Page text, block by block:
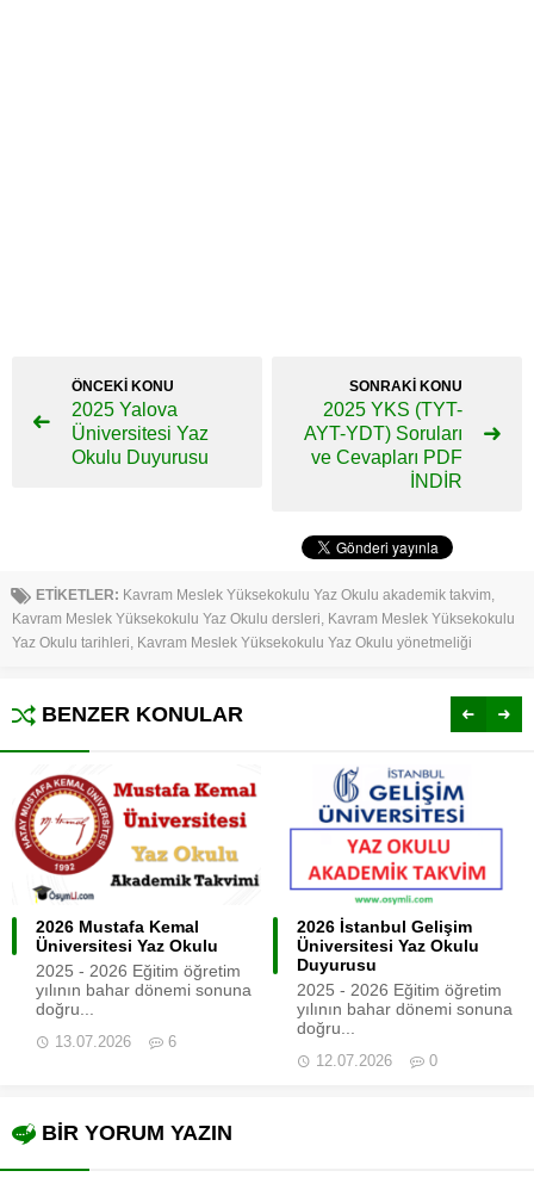
ÖNCEKİ KONU
2025 Yalova
Üniversitesi Yaz
Okulu Duyurusu
SONRAKİ KONU
2025 YKS (TYT-
AYT-YDT) Soruları
ve Cevapları PDF
İNDİR
ETİKETLER: Kavram Meslek Yüksekokulu Yaz Okulu akademik takvim,
Kavram Meslek Yüksekokulu Yaz Okulu dersleri, Kavram Meslek Yüksekokulu
Yaz Okulu tarihleri, Kavram Meslek Yüksekokulu Yaz Okulu yönetmeliği
BENZER KONULAR
2026 Mustafa Kemal
Üniversitesi Yaz Okulu
2025 - 2026 Eğitim öğretim
yılının bahar dönemi sonuna
doğru...
13.07.2026 6
2026 İstanbul Gelişim
Üniversitesi Yaz Okulu
Duyurusu
2025 - 2026 Eğitim öğretim
yılının bahar dönemi sonuna
doğru...
12.07.2026 0
BİR YORUM YAZIN